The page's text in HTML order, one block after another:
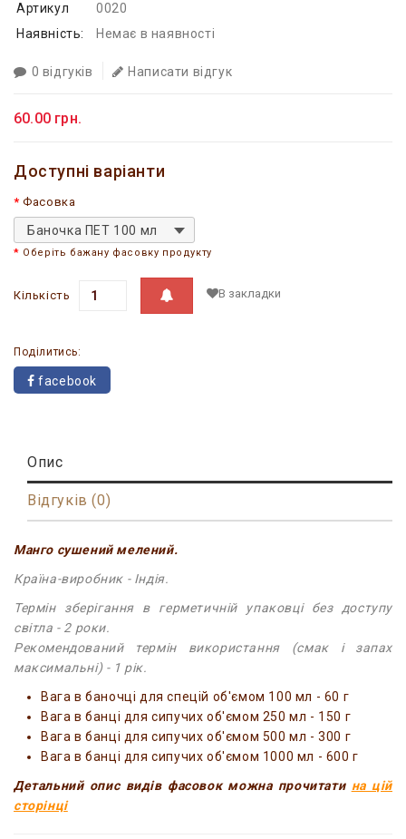
Артикул
0020
Наявність:
Немає в наявності
0 відгуків Написати відгук
60.00 грн.
Доступні варіанти
Фасовка
Баночка ПЕТ 100 мл
Оберіть бажану фасовку продукту
Кількість В закладки
Поділитись:
facebook
Опис
Відгуків (0)
Манго сушений мелений.
Країна-виробник - Індія.
Термін зберігання в герметичній упаковці без доступу
світла - 2 роки.
Рекомендований термін використання (смак і запах
максимальні) - 1 рік.
Вага в баночці для спецій об'ємом 100 мл - 60 г
Вага в банці для сипучих об'ємом 250 мл - 150 г
Вага в банці для сипучих об'ємом 500 мл - 300 г
Вага в банці для сипучих об'ємом 1000 мл - 600 г
Детальний опис видів фасовок можна прочитати на цій
сторінці